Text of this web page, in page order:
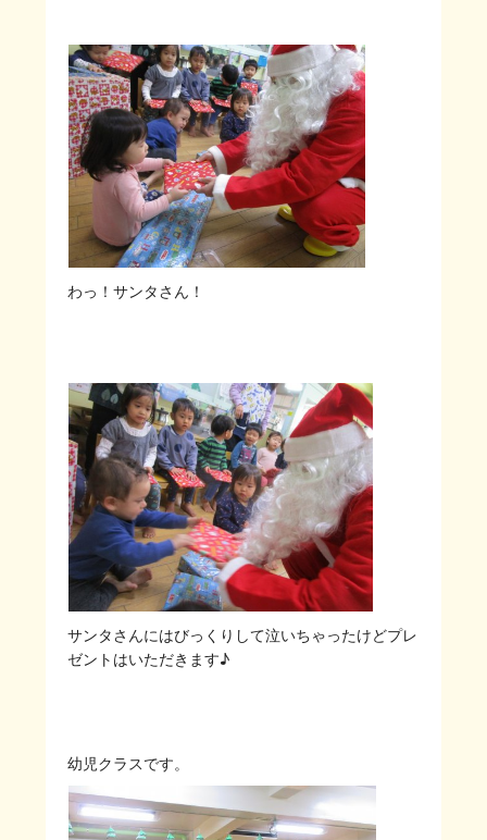
わっ！サンタさん！
サンタさんにはびっくりして泣いちゃったけどプレ
ゼントはいただきます♪
幼児クラスです。